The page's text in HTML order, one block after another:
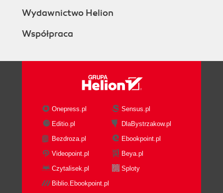
Copyright Violations
Creating Footnotes
Creating a Simple Footnote
Footnotes with a Citation
Multiple Footnotes for the Same
Source
Advanced Citation Techniques
Automated Citation Tools
Only a Section of an Article
Wydawnictwo Helion
Współpraca
Onepress.pl
Sensus.pl
Editio.pl
DlaBystrzakow.pl
Bezdroza.pl
Ebookpoint.pl
Videopoint.pl
Beya.pl
Czytalisek.pl
Sploty
Biblio.Ebookpoint.pl